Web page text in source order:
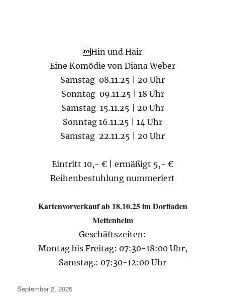
Hin und Hair
Eine Komödie von Diana Weber
Samstag 08.11.25 | 20 Uhr
Sonntag 09.11.25 | 18 Uhr
Samstag 15.11.25 | 20 Uhr
Sonntag 16.11.25 | 14 Uhr
Samstag 22.11.25 | 20 Uhr
Eintritt 10,- € | ermäßigt 5,- €
Reihenbestuhlung nummeriert
Kartenvorverkauf ab 18.10.25 im Dorfladen
Mettenheim
Geschäftszeiten:
Montag bis Freitag: 07:30-18:00 Uhr,
Samstag.: 07:30-12:00 Uhr
Veröffentlicht
September 2, 2025